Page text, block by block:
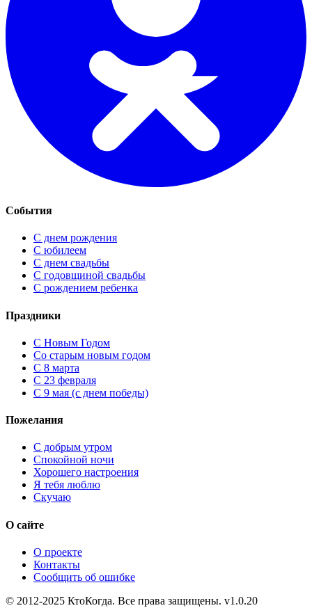
События
С днем рождения
С юбилеем
С днем свадьбы
С годовщиной свадьбы
С рождением ребенка
Праздники
C Новым Годом
Cо старым новым годом
С 8 марта
С 23 февраля
С 9 мая (с днем победы)
Пожелания
С добрым утром
Спокойной ночи
Хорошего настроения
Я тебя люблю
Скучаю
О сайте
О проекте
Контакты
Сообщить об ошибке
© 2012-2025 КтоКогда. Все права защищены. v1.0.20